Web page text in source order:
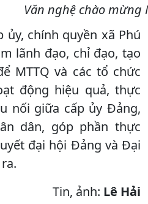
Văn nghệ chào mừng
chính quyền xã Phú
lãnh đạo, chỉ đạo, tạo
MTTQ và các tổ chức
động hiệu quả, thực
nối giữa cấp ủy Đảng,
dân, góp phần thực
đại hội Đảng và Đại
Tin, ảnh: Lê Hải